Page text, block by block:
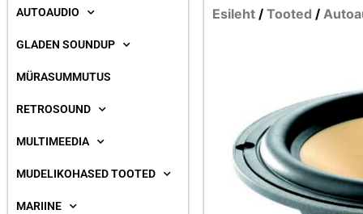
AUTOAUDIO
GLADEN SOUNDUP
MÜRASUMMUTUS
RETROSOUND
MULTIMEEDIA
MUDELIKOHASED TOOTED
MARIINE
Esileht/ Tooted /